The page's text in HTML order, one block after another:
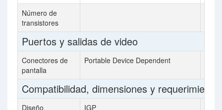
Número de
transistores
Puertos y salidas de video
Conectores de
pantalla
Portable Device Dependent
Compatibilidad, dimensiones y
Diseño IGP